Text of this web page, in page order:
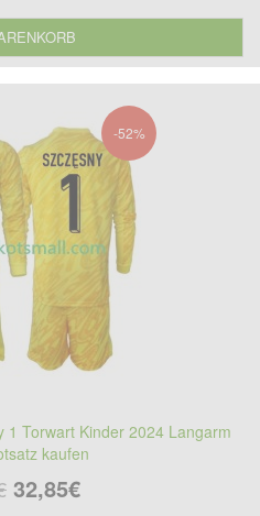
-52%
1 Torwart Kinder 2024 Langarm
kaufen
32,85€